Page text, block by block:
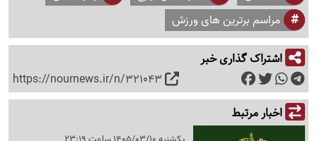
مراسم برترین های ورزش
اشتراک گذاری خبر
https://nournews.ir/n/321043
اخبار مرتبط